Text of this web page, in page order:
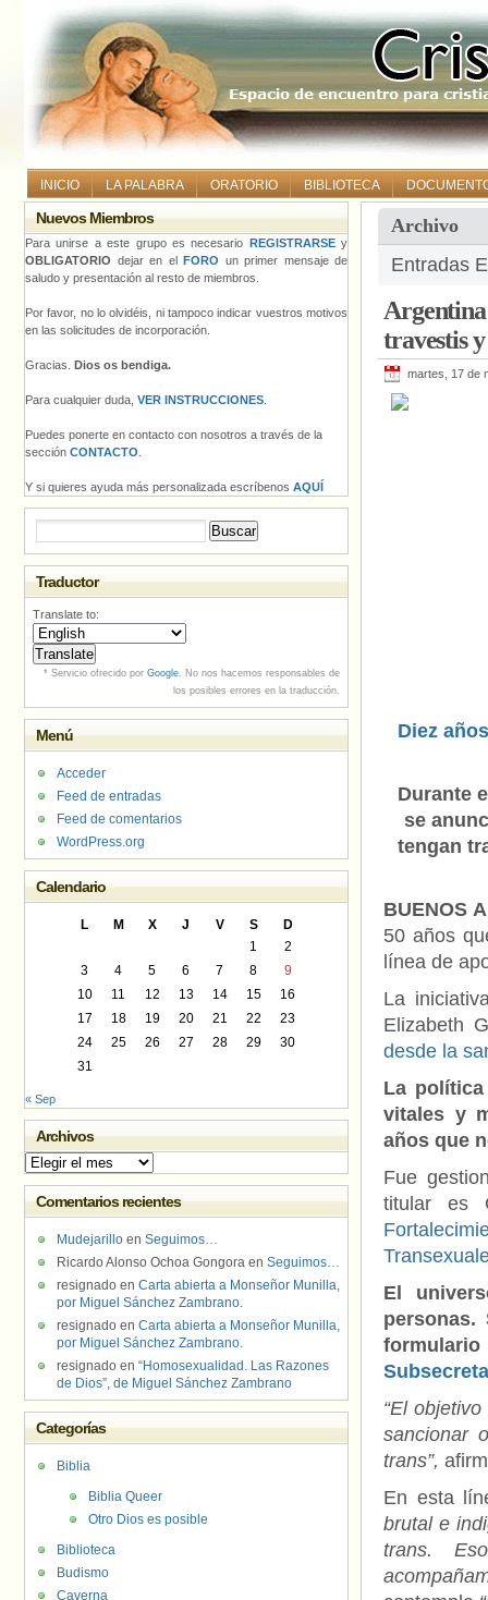
INICIO LA PALABRA ORATORIO BIBLIOTECA
Archivo
Entradas
travestis
martes, 17 de
Diez
Durante
se
tengan
BUENOS
50 años
línea de
La
Elizabeth
desde la
La
vitales y
años que
Fue
titular es
El
“El
sancionar
trans”,
En esta
brutal e
trans.
Nuevos Miembros
Para unirse a este grupo es necesario REGISTRARSEy
OBLIGATORIO dejar en el FORO un primer mensaje de
saludo y presentación al resto de miembros.
Por favor, no lo olvidéis, ni tampoco indicar vuestros motivos
en las solicitudes de incorporación.
Gracias. Dios os bendiga.
Para cualquier duda, VER INSTRUCCIONES
Puedes ponerte en contacto con nosotros a través de la
sección CONTACTO
Y si quieres ayuda más personalizada escríbenos AQUÍ
Traductor
Translate to:
* Servicio ofrecido por Google. No nos hacemos responsables de
los posibles errores en la traducción.
Menú
Acceder
Feed de entradas
Feed de comentarios
WordPress.org
Calendario
L M X J V S
D
1
2
3
4 5 6 7 8
9
10
11 12 13 14 15
16
17
18 19 20 21 22
23
24
25 26 27 28 29
30
31
« Sep
Archivos
Archivos
Comentarios recientes
Mudejarillo en Seguimos…
Ricardo Alonso Ochoa Gongora en Seguimos…
resignado en Carta abierta a Monseñor Munilla,
por Miguel Sánchez Zambrano.
resignado en Carta abierta a Monseñor Munilla,
por Miguel Sánchez Zambrano.
resignado en “Homosexualidad. Las Razones
de Dios”, de Miguel Sánchez Zambrano
Categorías
Biblia
Biblia Queer
Otro Dios es posible
Biblioteca
Budismo
Caverna